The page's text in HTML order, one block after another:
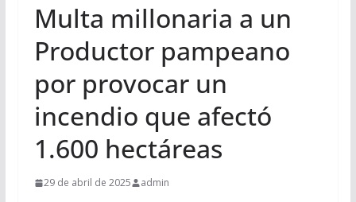
Multa millonaria a un
Productor pampeano
por provocar un
incendio que afectó
1.600 hectáreas
29 de abril de 2025 admin